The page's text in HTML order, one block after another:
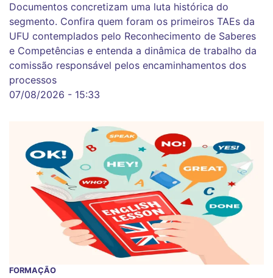
Documentos concretizam uma luta histórica do
segmento. Confira quem foram os primeiros TAEs da
UFU contemplados pelo Reconhecimento de Saberes
e Competências e entenda a dinâmica de trabalho da
comissão responsável pelos encaminhamentos dos
processos
07/08/2026 - 15:33
FORMAÇÃO